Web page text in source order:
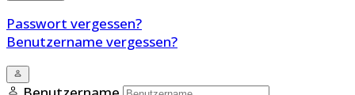
Passwort vergessen?
Benutzername vergessen?